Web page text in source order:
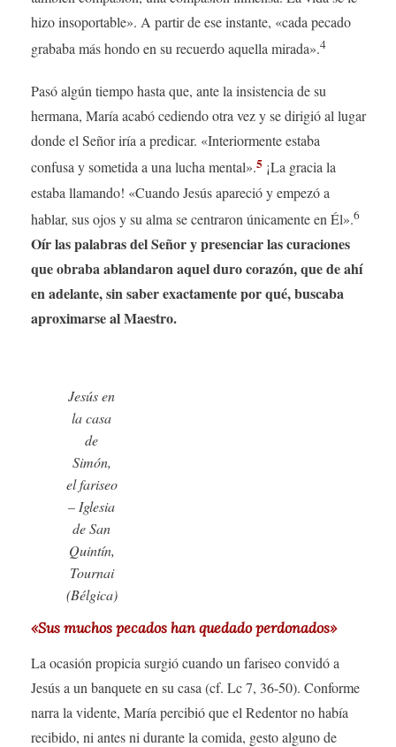
hizo insoportable». A partir de ese instante, «cada pecado
grababa más hondo en su recuerdo aquella mirada».4
Pasó algún tiempo hasta que, ante la insistencia de su
hermana, María acabó cediendo otra vez y se dirigió al lugar
donde el Señor iría a predicar. «Interiormente estaba
confusa y sometida a una lucha mental».5 ¡La gracia la
estaba llamando! «Cuando Jesús apareció y empezó a
hablar, sus ojos y su alma se centraron únicamente en Él».6
Oír las palabras del Señor y presenciar las curaciones
que obraba ablandaron aquel duro corazón, que de ahí
en adelante, sin saber exactamente por qué, buscaba
aproximarse al Maestro.
Jesús en
la casa
de
Simón,
el fariseo
– Iglesia
de San
Quintín,
Tournai
(Bélgica)
«Sus muchos pecados han quedado perdonados»
La ocasión propicia surgió cuando un fariseo convidó a
Jesús a un banquete en su casa (cf. Lc 7, 36-50). Conforme
narra la vidente, María percibió que el Redentor no había
recibido, ni antes ni durante la comida, gesto alguno de